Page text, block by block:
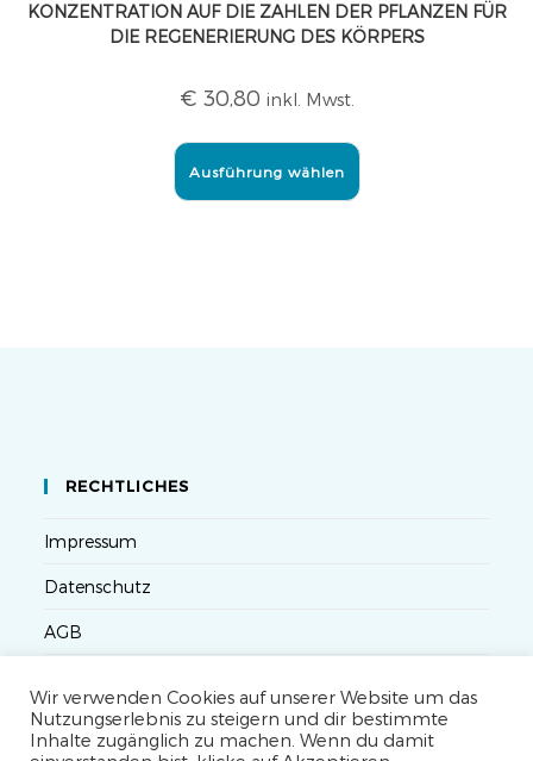
KONZENTRATION AUF DIE ZAHLEN DER PFLANZEN FÜR
DIE REGENERIERUNG DES KÖRPERS
€ 30,80 inkl. Mwst.
Ausführung wählen
RECHTLICHES
Impressum
Datenschutz
AGB
Widerruf
Wir verwenden Cookies auf unserer Website um das
Nutzungserlebnis zu steigern und dir bestimmte
Inhalte zugänglich zu machen. Wenn du damit